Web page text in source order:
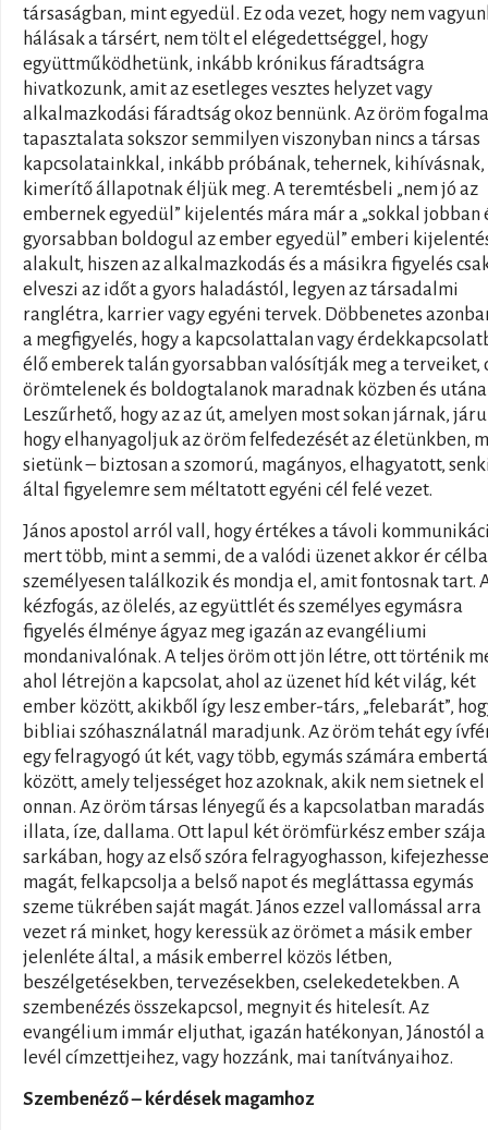
társaságban, mint egyedül. Ez oda vezet, hogy nem
hálásak a társért, nem tölt el elégedettséggel, hogy
együttműködhetünk, inkább krónikus fáradtságra
hivatkozunk, amit az esetleges vesztes helyzet vagy
alkalmazkodási fáradtság okoz bennünk. Az öröm
tapasztalata sokszor semmilyen viszonyban nincs a társas
kapcsolatainkkal, inkább próbának, tehernek, kihívásnak,
kimerítő állapotnak éljük meg. A teremtésbeli „nem jó az
embernek egyedül” kijelentés mára már a „sokkal jobban
gyorsabban boldogul az ember egyedül” emberi
alakult, hiszen az alkalmazkodás és a másikra figyelés
elveszi az időt a gyors haladástól, legyen az társadalmi
ranglétra, karrier vagy egyéni tervek. Döbbenetes
a megfigyelés, hogy a kapcsolattalan vagy
élő emberek talán gyorsabban valósítják meg a terveiket,
örömtelenek és boldogtalanok maradnak közben és
Leszűrhető, hogy az az út, amelyen most sokan járnak,
hogy elhanyagoljuk az öröm felfedezését az életünkben,
sietünk – biztosan a szomorú, magányos, elhagyatott,
által figyelemre sem méltatott egyéni cél felé vezet.
János apostol arról vall, hogy értékes a távoli
mert több, mint a semmi, de a valódi üzenet akkor ér
személyesen találkozik és mondja el, amit fontosnak tart.
kézfogás, az ölelés, az együttlét és személyes egymásra
figyelés élménye ágyaz meg igazán az evangéliumi
mondanivalónak. A teljes öröm ott jön létre, ott történik
ahol létrejön a kapcsolat, ahol az üzenet híd két világ, két
ember között, akikből így lesz ember-társ, „felebarát”,
bibliai szóhasználatnál maradjunk. Az öröm tehát egy
egy felragyogó út két, vagy több, egymás számára
között, amely teljességet hoz azoknak, akik nem sietnek el
onnan. Az öröm társas lényegű és a kapcsolatban maradás
illata, íze, dallama. Ott lapul két örömfürkész ember szája
sarkában, hogy az első szóra felragyoghasson, kifejezhesse
magát, felkapcsolja a belső napot és megláttassa egymás
szeme tükrében saját magát. János ezzel vallomással arra
vezet rá minket, hogy keressük az örömet a másik ember
jelenléte által, a másik emberrel közös létben,
beszélgetésekben, tervezésekben, cselekedetekben. A
szembenézés összekapcsol, megnyit és hitelesít. Az
evangélium immár eljuthat, igazán hatékonyan, Jánostól a
levél címzettjeihez, vagy hozzánk, mai tanítványaihoz.
Szembenéző – kérdések magamhoz